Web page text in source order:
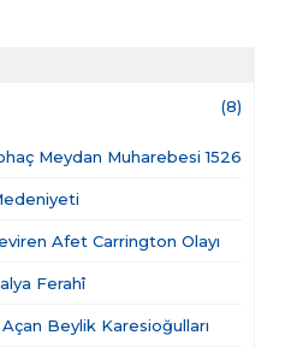
(8)
Meydan Muharebesi 1526
Afet Carrington Olayı
Ferahî
Açan Beylik Karesioğulları